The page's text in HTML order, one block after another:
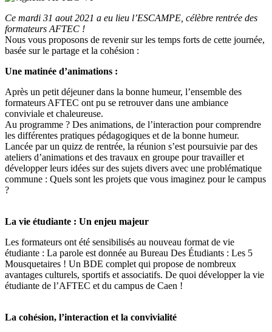
Ce mardi 31 aout 2021 a eu lieu l’ESCAMPE, célèbre rentrée des
formateurs AFTEC !
Nous vous proposons de revenir sur les temps forts de cette journée,
basée sur le partage et la cohésion :
Une matinée d’animations :
Après un petit déjeuner dans la bonne humeur, l’ensemble des
formateurs AFTEC ont pu se retrouver dans une ambiance
conviviale et chaleureuse.
Au programme ? Des animations, de l’interaction pour comprendre
les différentes pratiques pédagogiques et de la bonne humeur.
Lancée par un quizz de rentrée, la réunion s’est poursuivie par des
ateliers d’animations et des travaux en groupe pour travailler et
développer leurs idées sur des sujets divers avec une problématique
commune : Quels sont les projets que vous imaginez pour le campus
?
La vie étudiante : Un enjeu majeur
Les formateurs ont été sensibilisés au nouveau format de vie
étudiante : La parole est donnée au Bureau Des Étudiants : Les 5
Mousquetaires ! Un BDE complet qui propose de nombreux
avantages culturels, sportifs et associatifs. De quoi développer la vie
étudiante de l’AFTEC et du campus de Caen !
La cohésion, l’interaction et la convivialité